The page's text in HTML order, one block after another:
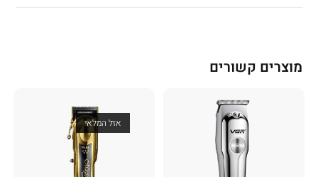
מוצרים קשורים
אזל המלאי